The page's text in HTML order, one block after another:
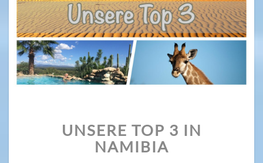
TOP
3
IN
UNSERE TOP 3 IN
NAMIBIA